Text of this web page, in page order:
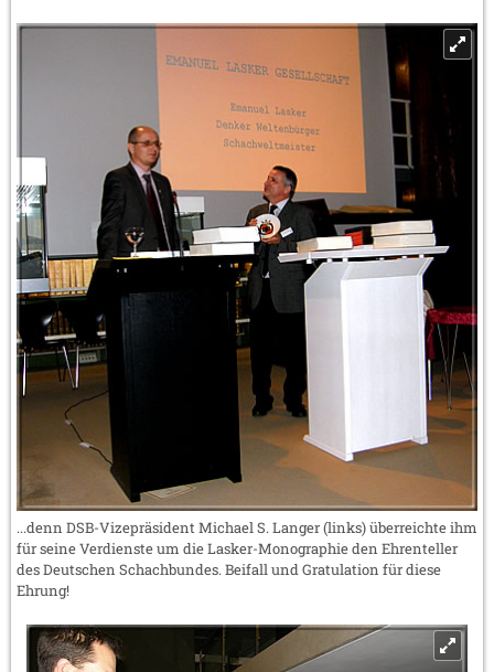
...denn DSB-Vizepräsident Michael S. Langer (links) überreichte ihm
für seine Verdienste um die Lasker-Monographie den Ehrenteller
des Deutschen Schachbundes. Beifall und Gratulation für diese
Ehrung!